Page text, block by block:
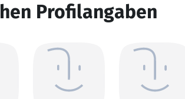
Profilangaben